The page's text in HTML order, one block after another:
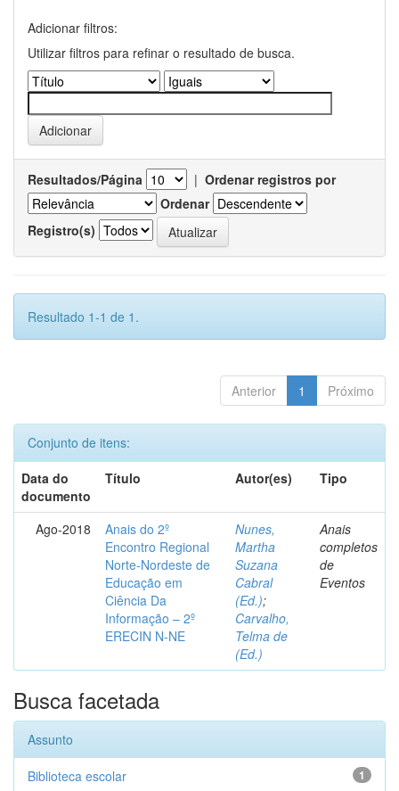
Adicionar filtros:
Utilizar filtros para refinar o resultado de busca.
Resultados/Página | Ordenar registros por
Ordenar
Registro(s)
Resultado 1-1 de 1.
Anterior 1 Próximo
Conjunto de itens:
Data do
documento
Título Autor(es) Tipo
Ago-2018
Anais do 2º
Encontro Regional
Norte-Nordeste de
Educação em
Ciência Da
Informação – 2º
ERECIN N-NE
Nunes,
Martha
Suzana
Cabral
(Ed.);
Carvalho,
Telma de
(Ed.)
Anais
completos
de
Eventos
Busca facetada
Assunto
1
Biblioteca escolar